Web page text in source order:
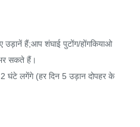
उड़ानें हैं;आप शंघाई पुटोंग/होंगकियाओ
सकते हैं।
घंटे लगेंगे (हर दिन 5 उड़ान दोपहर के